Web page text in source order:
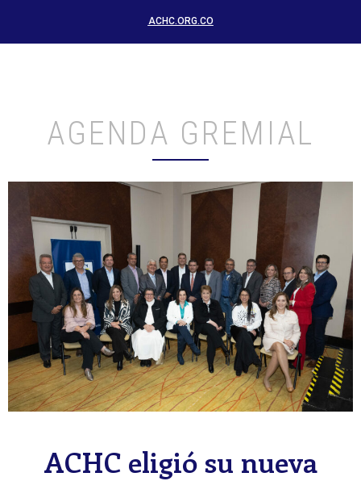
ACHC.ORG.CO
AGENDA GREMIAL
ACHC eligió su nueva